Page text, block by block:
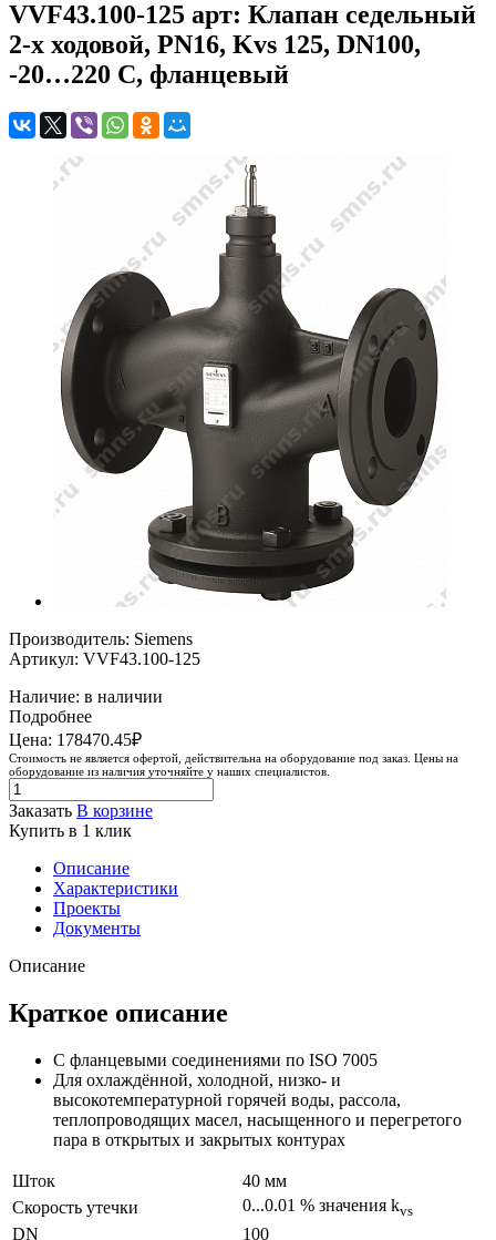
VVF43.100-125 арт: Клапан седельный
2-х ходовой, PN16, Kvs 125, DN100,
-20…220 C, фланцевый
Производитель: Siemens
Артикул: VVF43.100-125
Наличие: в наличии
Подробнее
Цена: 178470.45₽
Стоимость не является офертой, действительна на оборудование под заказ. Цены на
оборудование из наличия уточняйте у наших специалистов.
Заказать В корзине
Купить в 1 клик
Описание
Характеристики
Проекты
Документы
Описание
Краткое описание
С фланцевыми соединениями по ISO 7005
Для охлаждённой, холодной, низко- и
высокотемпературной горячей воды, рассола,
теплопроводящих масел, насыщенного и перегретого
пара в открытых и закрытых контурах
Шток
40 мм
Скорость утечки
0...0.01 % значения kvs
DN
100